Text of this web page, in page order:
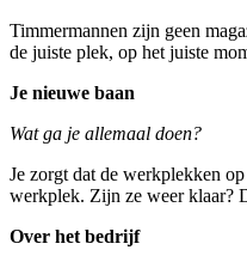
Timmermannen zijn geen
de juiste plek, op het juiste
Je nieuwe baan
Wat ga je allemaal doen?
Je zorgt dat de werkplekken
werkplek. Zijn ze weer klaar?
Over het bedrijf